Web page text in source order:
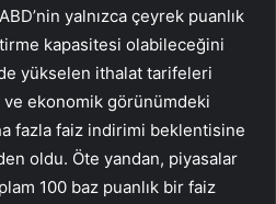
yalnızca çeyrek puanlık
kapasitesi olabileceğini
yükselen ithalat tarifeleri
ekonomik görünümdeki
fazla faiz indirimi beklentisine
oldu. Öte yandan, piyasalar
100 baz puanlık bir faiz